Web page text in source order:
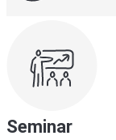
Seminar